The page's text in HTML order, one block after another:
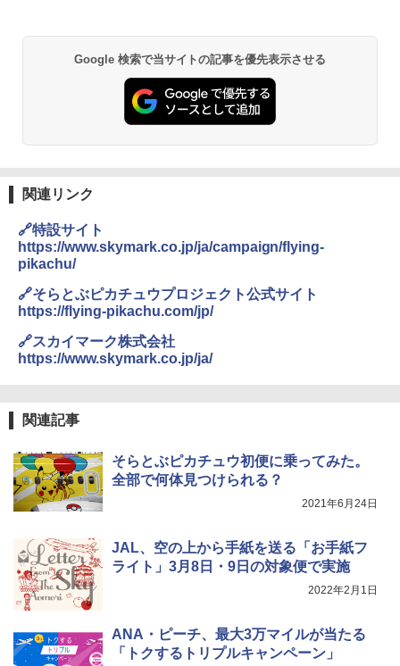
DEWEL パラソル 大型 ビーチ アウトドアパ
防水 UVカット 4段階高さ調整 軽量 収納袋付
き
付き ヒグマ・イノシシ対策 自治体・教育機
送
￥1,180
ット 5000mm耐水圧 210D生地 遮光
Google 検索で当サイトの記事を優先表示させる
関連リンク
🔗特設サイト
https://www.skymark.co.jp/ja/campaign/flying-
pikachu/
🔗そらとぶピカチュウプロジェクト公式サイト
https://flying-pikachu.com/jp/
🔗スカイマーク株式会社
https://www.skymark.co.jp/ja/
関連記事
そらとぶピカチュウ初便に乗ってみた。
全部で何体見つけられる？
2021年6月24日
JAL、空の上から手紙を送る「お手紙フ
ライト」3月8日・9日の対象便で実施
2022年2月1日
ANA・ピーチ、最大3万マイルが当たる
「トクするトリプルキャンペーン」